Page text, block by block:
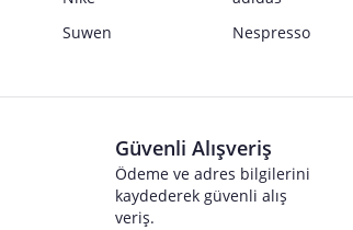
Suwen
Nespresso
Güvenli Alışveriş
Ödeme ve adres bilgilerini
kaydederek güvenli alış
veriş.